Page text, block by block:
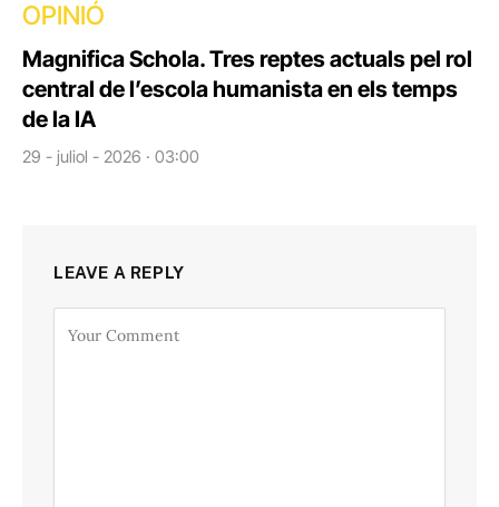
OPINIÓ
Magnifica Schola. Tres reptes actuals pel rol
central de l’escola humanista en els temps
de la IA
29 - juliol - 2026 · 03:00
LEAVE A REPLY